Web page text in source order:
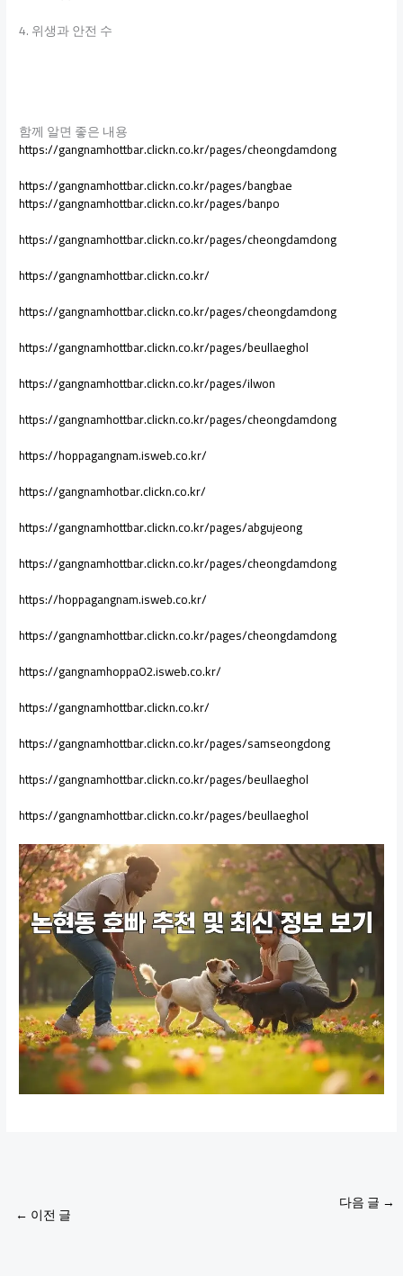
4. 위생과 안전 수
함께 알면 좋은 내용
https://gangnamhottbar.clickn.co.kr/pages/cheongdamdong
https://gangnamhottbar.clickn.co.kr/pages/bangbae
https://gangnamhottbar.clickn.co.kr/pages/banpo
https://gangnamhottbar.clickn.co.kr/pages/cheongdamdong
https://gangnamhottbar.clickn.co.kr/
https://gangnamhottbar.clickn.co.kr/pages/cheongdamdong
https://gangnamhottbar.clickn.co.kr/pages/beullaeghol
https://gangnamhottbar.clickn.co.kr/pages/ilwon
https://gangnamhottbar.clickn.co.kr/pages/cheongdamdong
https://hoppagangnam.isweb.co.kr/
https://gangnamhotbar.clickn.co.kr/
https://gangnamhottbar.clickn.co.kr/pages/abgujeong
https://gangnamhottbar.clickn.co.kr/pages/cheongdamdong
https://hoppagangnam.isweb.co.kr/
https://gangnamhottbar.clickn.co.kr/pages/cheongdamdong
https://gangnamhoppa02.isweb.co.kr/
https://gangnamhottbar.clickn.co.kr/
https://gangnamhottbar.clickn.co.kr/pages/samseongdong
https://gangnamhottbar.clickn.co.kr/pages/beullaeghol
https://gangnamhottbar.clickn.co.kr/pages/beullaeghol
← 이전 글
다음 글 →